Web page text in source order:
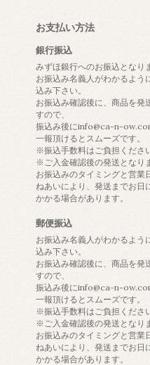
お支払い方法
銀行振込
みずほ銀行へのお振込となり
お振込み名義人がわかるよう
込み下さい。
お振込み確認後に、商品を発
すので、
振込み後にinfo@ca-n-
一報頂けるとスムーズです。
※振込手数料はご負担くださ
※ご入金確認後の発送となり
お振込みのタイミングと営業
ねあいにより、発送までお日
かかる場合があります。
郵便振込
お振込み名義人がわかるよう
込み下さい。
お振込み確認後に、商品を発
すので、
振込み後にinfo@ca-n-
一報頂けるとスムーズです。
※振込手数料はご負担くださ
※ご入金確認後の発送となり
お振込みのタイミングと営業
ねあいにより、発送までお日
かかる場合があります。